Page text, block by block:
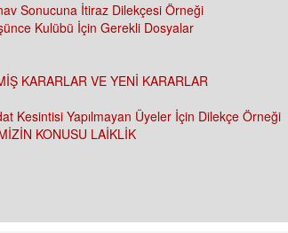
Sonucuna İtiraz Dilekçesi Örneği
Kulübü İçin Gerekli Dosyalar
KARARLAR VE YENİ KARARLAR
Kesintisi Yapılmayan Üyeler İçin Dilekçe Örneği
KONUSU LAİKLİK